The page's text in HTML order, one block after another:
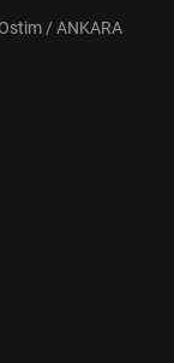
/ ANKARA